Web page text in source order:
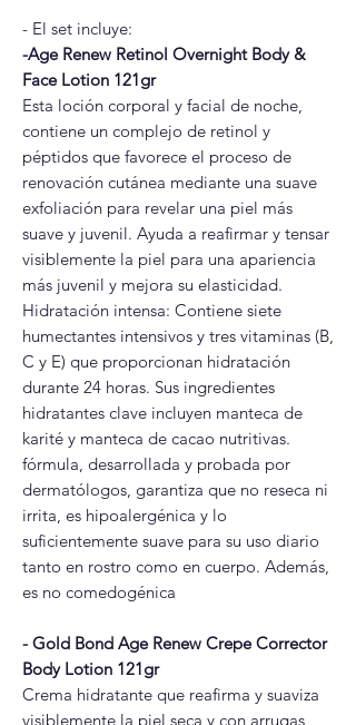
- El set incluye:
-Age Renew Retinol Overnight Body &
Face Lotion 121gr
Esta loción corporal y facial de noche,
contiene un complejo de retinol y
péptidos que favorece el proceso de
renovación cutánea mediante una suave
exfoliación para revelar una piel más
suave y juvenil. Ayuda a reafirmar y tensar
visiblemente la piel para una apariencia
más juvenil y mejora su elasticidad.
Hidratación intensa: Contiene siete
humectantes intensivos y tres vitaminas (B,
C y E) que proporcionan hidratación
durante 24 horas. Sus ingredientes
hidratantes clave incluyen manteca de
karité y manteca de cacao nutritivas.
fórmula, desarrollada y probada por
dermatólogos, garantiza que no reseca ni
irrita, es hipoalergénica y lo
suficientemente suave para su uso diario
tanto en rostro como en cuerpo. Además,
es no comedogénica
- Gold Bond Age Renew Crepe Corrector
Body Lotion 121gr
Crema hidratante que reafirma y suaviza
visiblemente la piel seca y con arrugas